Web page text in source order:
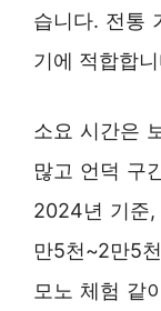
습니다. 전통
기에 적합합
소요 시간은
많고 언덕 구
2024년 기준,
만5천~2만5
모노 체험 같